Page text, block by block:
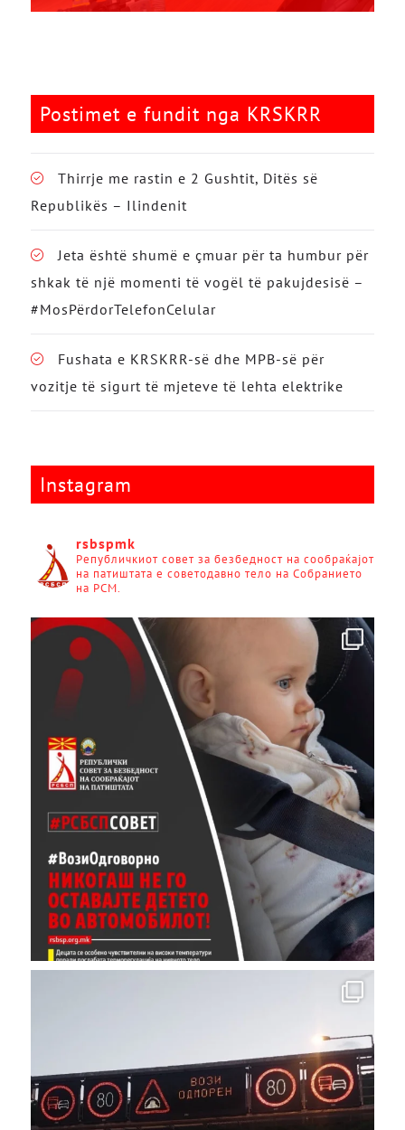
Postimet e fundit nga KRSKRR
Thirrje me rastin e 2 Gushtit, Ditës së
Republikës – Ilindenit
Jeta është shumë e çmuar për ta humbur për
shkak të një momenti të vogël të pakujdesisë –
#MosPërdorTelefonCelular
Fushata e KRSKRR-së dhe MPB-së për
vozitje të sigurt të mjeteve të lehta elektrike
Instagram
rsbspmk
Републичкиот совет за безбедност на сообраќајот
на патиштата е советодавно тело на Собранието
на РСМ.